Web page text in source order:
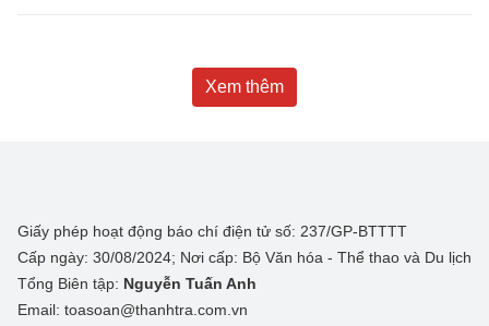
Xem thêm
Giấy phép hoạt động báo chí điện tử số: 237/GP-BTTTT
Cấp ngày: 30/08/2024; Nơi cấp: Bộ Văn hóa - Thể thao và Du lịch
Tổng Biên tập: Nguyễn Tuấn Anh
Email: toasoan@thanhtra.com.vn